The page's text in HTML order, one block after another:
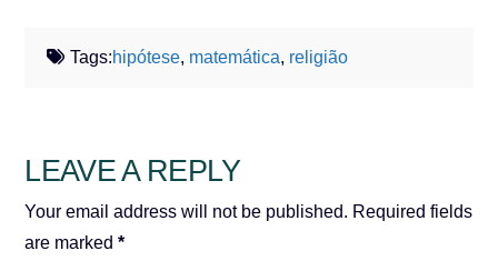
Tags:hipótese, matemática, religião
LEAVE A REPLY
Your email address will not be published. Required fields
are marked*